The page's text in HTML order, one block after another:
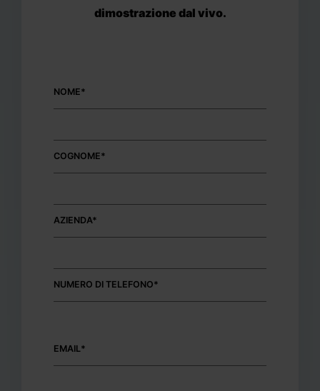
dimostrazione dal vivo.
NOME*
COGNOME*
AZIENDA*
NUMERO DI TELEFONO*
EMAIL*